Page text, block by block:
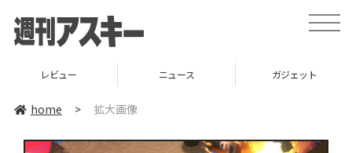
toggle
レビュー ニュース ガジェット
home > 拡大画像